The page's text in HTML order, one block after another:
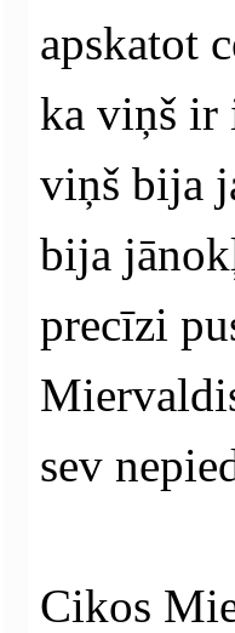
apskatot
ka viņš ir
viņš bija
bija
precīzi
sev
Cikos